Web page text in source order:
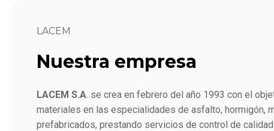
LACEM
Nuestra empresa
LACEM S.A. se crea en febrero del año 1993 con el
materiales en las especialidades de asfalto, hormigón,
prefabricados, prestando servicios de control de